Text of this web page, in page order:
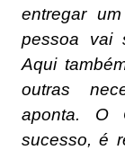
entregar
pessoa vai
Aqui
outras
aponta. O
sucesso, é